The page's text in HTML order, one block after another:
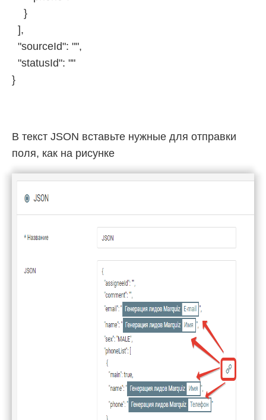
}
],
"sourceId": "",
"statusId": ""
}
В текст JSON вставьте нужные для отправки
поля, как на рисунке